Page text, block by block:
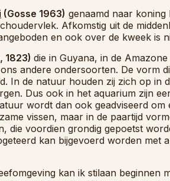
(Gosse 1963) genaamd naar
Afkomstig uit de
en ook over de kweek is
1823) die in Guyana, in de
andere ondersoorten. De vorm
In de natuur houden zij zich op
Dus ook in het aquarium zijn
wordt dan ook geadviseerd
vissen, maar in de paartijd
die voordien grondig gepoetst
kan bijgevoerd worden
kan ik stilaan